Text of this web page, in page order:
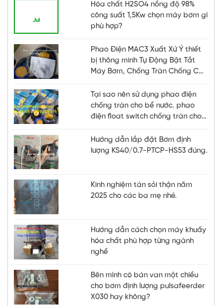
thận và chi phí mổ…
Jul
Hóa chất H2SO4 nồng độ 98%
công suất 1,5Kw chọn máy bơm gì
phù hợp?
Phao Điện MAC3 Xuất Xứ Ý thiết
bị thông minh Tự Động Bật Tắt
Máy Bơm, Chống Tràn Chống Cạn
Tại sao nên sử dụng phao điện
chống tràn cho bể nước. phao
điện float switch chống tràn cho
Hướng dẫn lắp đặt Bơm định
lượng KS40/0.7-PTCP-HS53 đúng.
Kinh nghiệm tán sỏi thận năm
2025 cho các ba mẹ nhé.
Hướng dẫn cách chọn máy khuấy
hóa chất phù hợp từng ngành
nghề
Bên mình có bán van một chiều
cho bơm định lượng pulsafeerder
X030 hay không?